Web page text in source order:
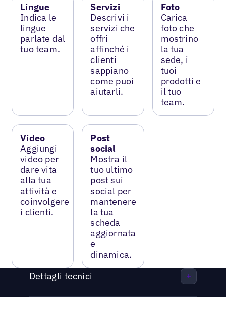
Lingue
Indica le
lingue
parlate dal
tuo team.
Servizi
Descrivi i
servizi che
offri
affinché i
clienti
sappiano
come puoi
aiutarli.
Foto
Carica
foto che
mostrino
la tua
sede, i
tuoi
prodotti e
il tuo
team.
Video
Aggiungi
video per
dare vita
alla tua
attività e
coinvolgere
i clienti.
Post
social
Mostra il
tuo ultimo
post sui
social per
mantenere
la tua
scheda
aggiornata
e
dinamica.
Dettagli tecnici